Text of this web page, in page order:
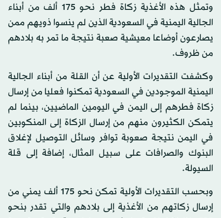
وتمثل هذه الأغذية زكاة فطر نحو 175 ألف من أبناء
الجالية اليمنية في السعودية الذين لم ينسوا ذويهم ممن
يصارعون أوضاعا معيشية صعبة نتيجة ما تمر به بلادهم
من ظروف.
وكشفت التقديرات الأولية عن أن القلة من أبناء الجالية
اليمنية الموجودين في السعودية تمكنوا فعليا من إرسال
زكاة فطرهم إلى اليمن في اليومين الماضيين، بينما لم
يتمكن الكثيرون منهم من إرسال الزكاة إلى المنكوبين
في اليمن نتيجة صعوبة توافر وسائل التوصيل لإغلاق
البنوك والصرافات على سبيل المثال، إضافة إلى قلة
السيولة.
وبحسب التقديرات الأولية تمكن نحو 175 ألف يمني من
إرسال زكاتهم من الأغذية إلى بلادهم والتي تقدر بنحو